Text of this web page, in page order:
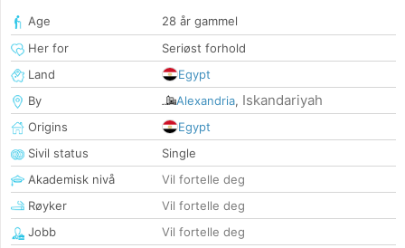
Age
28 år gammel
Her for
Seriøst forhold
Land
Egypt
By
Alexandria, Iskandariyah
Origins
Egypt
Sivil status
Single
Akademisk nivå
Vil fortelle deg
Røyker
Vil fortelle deg
Jobb
Vil fortelle deg